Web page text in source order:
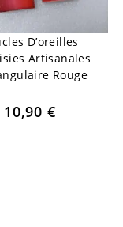
D’oreilles
Artisanales
Rouge
10,90 €